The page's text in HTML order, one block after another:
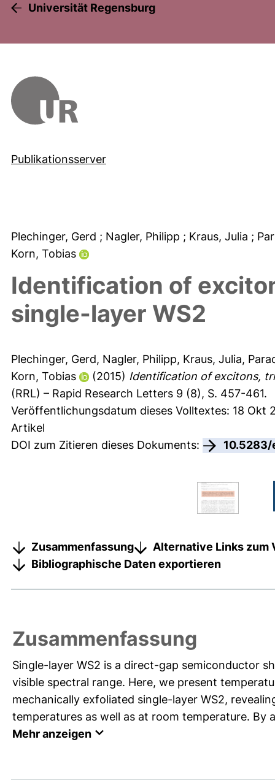
Universität Regensburg
Publikationsserver
Plechinger, Gerd ; Nagler, Philipp ; Kraus, Julia ;
Korn, Tobias
Identification of
single-layer WS2
Plechinger, Gerd, Nagler, Philipp, Kraus, Julia,
Korn, Tobias
(2015) Identification of excitons,
(RRL) – Rapid Research Letters 9 (8), S. 457-461.
Veröffentlichungsdatum dieses Volltextes: 18 Okt
Artikel
DOI zum Zitieren dieses Dokuments:
Zusammenfassung
Alternative Links zum
Bibliographische Daten exportieren
Zusammenfassung
Single-layer WS2 is a direct-gap semiconductor
visible spectral range. Here, we present
mechanically exfoliated single-layer WS2,
temperatures as well as at room temperature. By
Mehr anzeigen